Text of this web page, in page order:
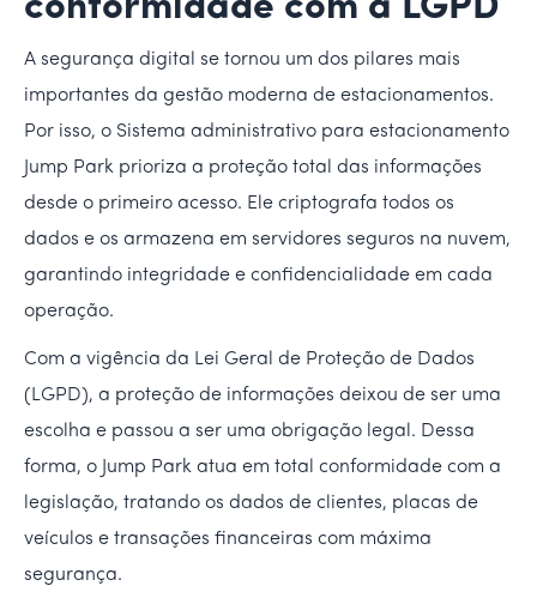
conformidade com a LGPD
A segurança digital se tornou um dos pilares mais
importantes da gestão moderna de estacionamentos.
Por isso, o Sistema administrativo para estacionamento
Jump Park prioriza a proteção total das informações
desde o primeiro acesso. Ele criptografa todos os
dados e os armazena em servidores seguros na nuvem,
garantindo integridade e confidencialidade em cada
operação.
Com a vigência da Lei Geral de Proteção de Dados
(LGPD), a proteção de informações deixou de ser uma
escolha e passou a ser uma obrigação legal. Dessa
forma, o Jump Park atua em total conformidade com a
legislação, tratando os dados de clientes, placas de
veículos e transações financeiras com máxima
segurança.